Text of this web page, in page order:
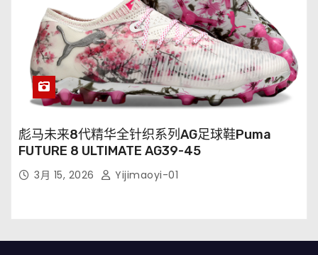
彪马未来8代精华全针织系列AG足球鞋Puma
FUTURE 8 ULTIMATE AG39-45
3月 15, 2026 Yijimaoyi-01